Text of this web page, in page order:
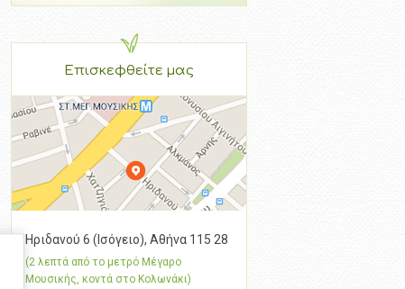
Επισκεφθείτε μας
Ηριδανού 6 (Ισόγειο), Αθήνα 115 28
(2 λεπτά από το μετρό Μέγαρο
Μουσικής, κοντά στο Κολωνάκι)